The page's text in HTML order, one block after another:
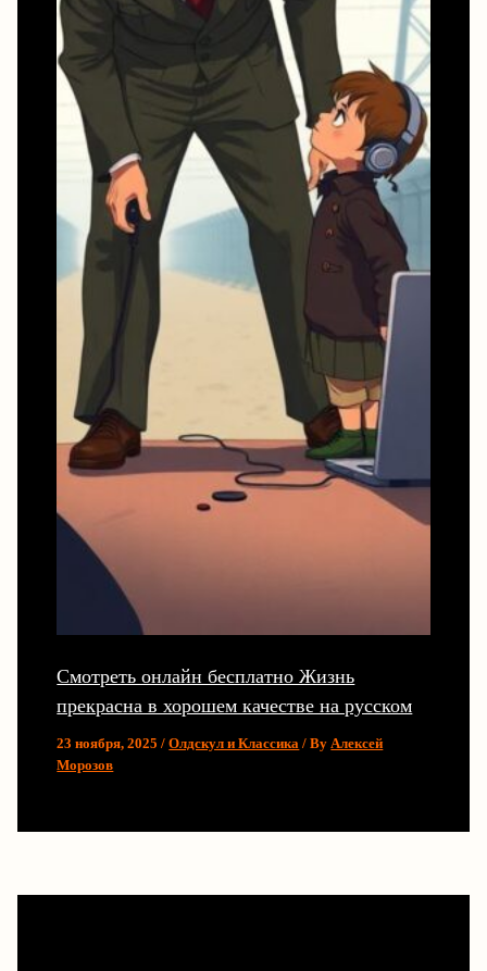
Смотреть онлайн бесплатно Жизнь
прекрасна в хорошем качестве на русском
23 ноября, 2025/Олдскул и Классика / ByАлексей
Морозов